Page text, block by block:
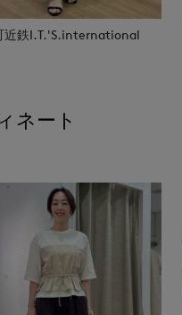
近鉄I.T.'S.international
ネート